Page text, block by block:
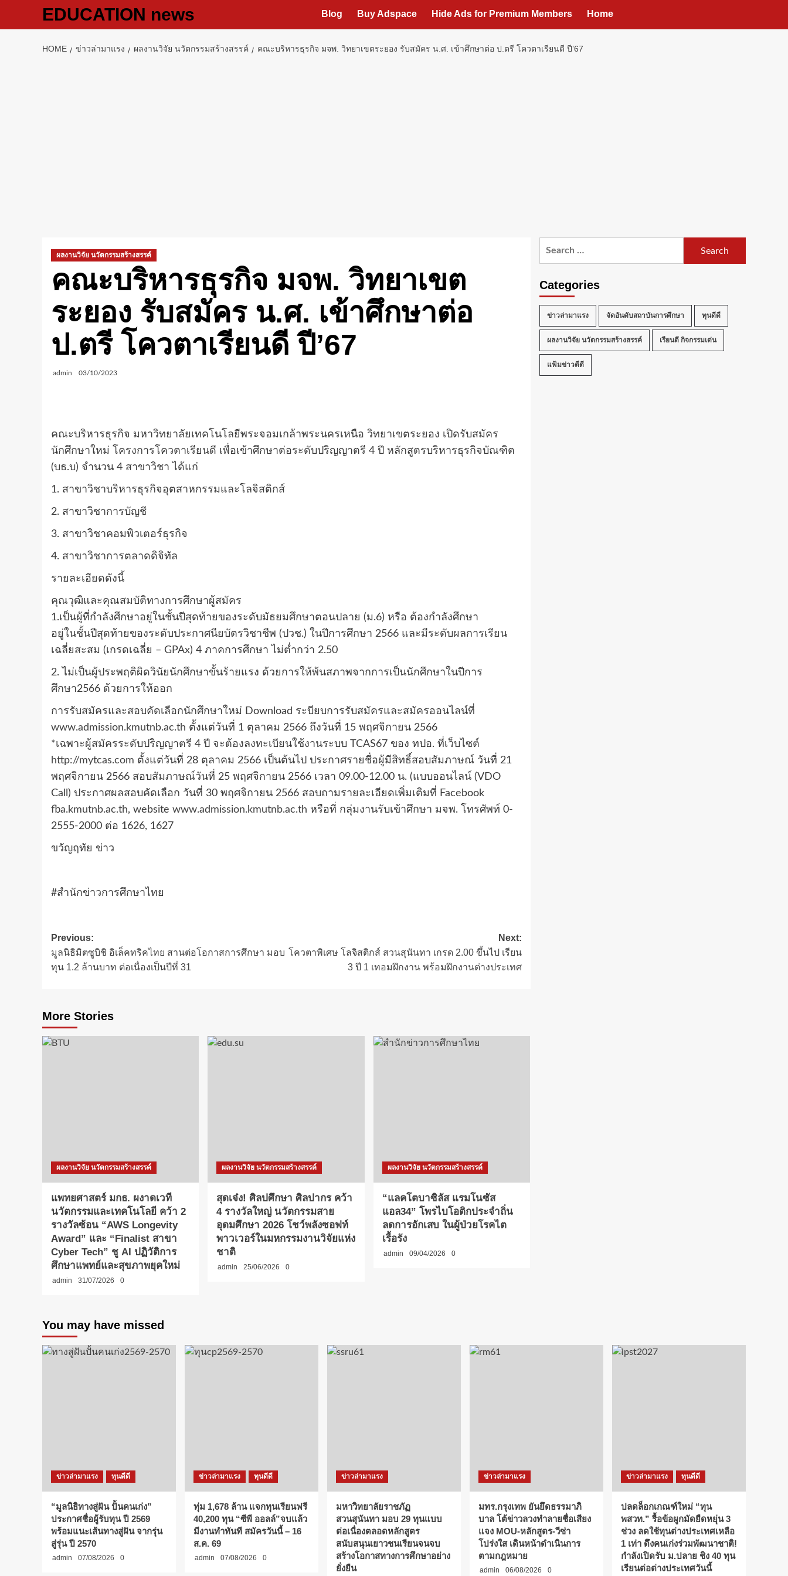
EDUCATION news Blog Buy Adspace Hide Ads for Premium Members Home
HOME ข่าวล่ามาแรง ผลงานวิจัย นวัตกรรมสร้างสรรค์ คณะบริหารธุรกิจ มจพ. วิทยาเขตระยอง รับสมัคร น.ศ. เข้าศึกษาต่อ ป.ตรี โควตาเรียนดี ปี’67
ผลงานวิจัย นวัตกรรมสร้างสรรค์
คณะบริหารธุรกิจ มจพ. วิทยาเขต
ระยอง รับสมัคร น.ศ. เข้าศึกษาต่อ
ป.ตรี โควตาเรียนดี ปี’67
admin 03/10/2023
คณะบริหารธุรกิจ มหาวิทยาลัยเทคโนโลยีพระจอมเกล้าพระนครเหนือ วิทยาเขตระยอง เปิดรับสมัคร
นักศึกษาใหม่ โครงการโควตาเรียนดี เพื่อเข้าศึกษาต่อระดับปริญญาตรี 4 ปี หลักสูตรบริหารธุรกิจบัณฑิต
(บธ.บ) จำนวน 4 สาขาวิชา ได้แก่
1. สาขาวิชาบริหารธุรกิจอุตสาหกรรมและโลจิสติกส์
2. สาขาวิชาการบัญชี
3. สาขาวิชาคอมพิวเตอร์ธุรกิจ
4. สาขาวิชาการตลาดดิจิทัล
รายละเอียดดังนี้
คุณวุฒิและคุณสมบัติทางการศึกษาผู้สมัคร
1.เป็นผู้ที่กำลังศึกษาอยู่ในชั้นปีสุดท้ายของระดับมัธยมศึกษาตอนปลาย (ม.6) หรือ ต้องกำลังศึกษา
อยู่ในชั้นปีสุดท้ายของระดับประกาศนียบัตรวิชาชีพ (ปวช.) ในปีการศึกษา 2566 และมีระดับผลการเรียน
เฉลี่ยสะสม (เกรดเฉลี่ย – GPAx) 4 ภาคการศึกษา ไม่ต่ำกว่า 2.50
2. ไม่เป็นผู้ประพฤติผิดวินัยนักศึกษาขั้นร้ายแรง ด้วยการให้พ้นสภาพจากการเป็นนักศึกษาในปีการ
ศึกษา2566 ด้วยการให้ออก
การรับสมัครและสอบคัดเลือกนักศึกษาใหม่ Download ระบียบการรับสมัครและสมัครออนไลน์ที่
www.admission.kmutnb.ac.th ตั้งแต่วันที่ 1 ตุลาคม 2566 ถึงวันที่ 15 พฤศจิกายน 2566
*เฉพาะผู้สมัครระดับปริญญาตรี 4 ปี จะต้องลงทะเบียนใช้งานระบบ TCAS67 ของ ทปอ. ที่เว็บไซต์
http://mytcas.com ตั้งแต่วันที่ 28 ตุลาคม 2566 เป็นต้นไป ประกาศรายชื่อผู้มีสิทธิ์สอบสัมภาษณ์ วันที่ 21
พฤศจิกายน 2566 สอบสัมภาษณ์วันที่ 25 พฤศจิกายน 2566 เวลา 09.00-12.00 น. (แบบออนไลน์ (VDO
Call) ประกาศผลสอบคัดเลือก วันที่ 30 พฤศจิกายน 2566 สอบถามรายละเอียดเพิ่มเติมที่ Facebook
fba.kmutnb.ac.th, website www.admission.kmutnb.ac.th หรือที่ กลุ่มงานรับเข้าศึกษา มจพ. โทรศัพท์ 0-
2555-2000 ต่อ 1626, 1627
ขวัญฤทัย ข่าว
#สำนักข่าวการศึกษาไทย
Post
navigation
Previous:
มูลนิธิมิตซูบิชิ อิเล็คทริคไทย สานต่อโอกาสการศึกษา มอบ
ทุน 1.2 ล้านบาท ต่อเนื่องเป็นปีที่ 31
Next:
โควตาพิเศษ โลจิสติกส์ สวนสุนันทา เกรด 2.00 ขึ้นไป เรียน
3 ปี 1 เทอมฝึกงาน พร้อมฝึกงานต่างประเทศ
More Stories
ผลงานวิจัย นวัตกรรมสร้างสรรค์
แพทยศาสตร์ มกธ. ผงาดเวที
นวัตกรรมและเทคโนโลยี คว้า 2
รางวัลซ้อน “AWS Longevity
Award” และ “Finalist สาขา
Cyber Tech” ชู AI ปฏิวัติการ
ศึกษาแพทย์และสุขภาพยุคใหม่
admin 31/07/2026 0
ผลงานวิจัย นวัตกรรมสร้างสรรค์
สุดเจ๋ง! ศิลปศึกษา ศิลปากร คว้า
4 รางวัลใหญ่ นวัตกรรมสาย
อุดมศึกษา 2026 โชว์พลังซอฟท์
พาวเวอร์ในมหกรรมงานวิจัยแห่ง
ชาติ
admin 25/06/2026 0
ผลงานวิจัย นวัตกรรมสร้างสรรค์
“แลคโตบาซิลัส แรมโนซัส
แอล34” โพรไบโอติกประจำถิ่น
ลดการอักเสบ ในผู้ป่วยโรคไต
เรื้อรัง
admin 09/04/2026 0
Categories
ข่าวล่ามาแรง จัดอันดับสถาบันการศึกษา ทุนดีดี
ผลงานวิจัย นวัตกรรมสร้างสรรค์ เรียนดี กิจกรรมเด่น
แฟ้มข่าวดีดี
You may have missed
ข่าวล่ามาแรง ทุนดีดี
“มูลนิธิทางสู่ฝัน ปั้นคนเก่ง”
ประกาศชื่อผู้รับทุน ปี 2569
พร้อมแนะเส้นทางสู่ฝัน จากรุ่น
สู่รุ่น ปี 2570
admin 07/08/2026 0
ข่าวล่ามาแรง ทุนดีดี
ทุ่ม 1,678 ล้าน แจกทุนเรียนฟรี
40,200 ทุน “ซีพี ออลล์”จบแล้ว
มีงานทำทันที สมัครวันนี้ – 16
ส.ค. 69
admin 07/08/2026 0
ข่าวล่ามาแรง
มหาวิทยาลัยราชภัฏ
สวนสุนันทา มอบ 29 ทุนแบบ
ต่อเนื่องตลอดหลักสูตร
สนับสนุนเยาวชนเรียนจนจบ
สร้างโอกาสทางการศึกษาอย่าง
ยั่งยืน
ข่าวล่ามาแรง
มทร.กรุงเทพ ยันยึดธรรมาภิ
บาล โต้ข่าวลวงทำลายชื่อเสียง
แจง MOU-หลักสูตร-วีซ่า
โปร่งใส เดินหน้าดำเนินการ
ตามกฎหมาย
admin 06/08/2026 0
ข่าวล่ามาแรง ทุนดีดี
ปลดล็อกเกณฑ์ใหม่ “ทุน
พสวท.” รื้อข้อผูกมัดยืดหยุ่น 3
ช่วง ลดใช้ทุนต่างประเทศเหลือ
1 เท่า ดึงคนเก่งร่วมพัฒนาชาติ!
กำลังเปิดรับ ม.ปลาย ชิง 40 ทุน
เรียนต่อต่างประเทศวันนี้